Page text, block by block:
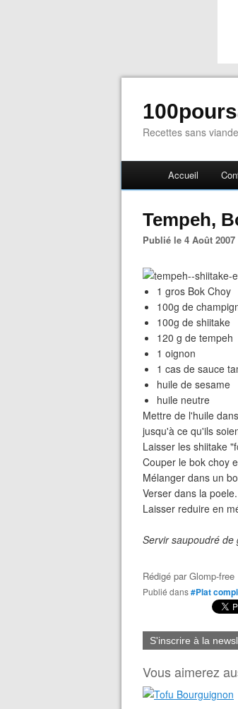
Recettes sans
Accueil
Tempeh,
Publié le 4 Août 2007
1 gros Bok Choy
100g de
100g de shiitake
120 g de tempeh
1 oignon
1 cas de sauce
huile de sesame
huile neutre
Mettre de l'huile
jusqu'à ce qu'ils
Laisser les shiitake
Couper le bok choy
Mélanger dans un
Verser dans la poele.
Laisser reduire en
Servir saupoudré de
Rédigé parGlomp-free
Publié dans#Plat
S'inscrire à la
Vous aimerez